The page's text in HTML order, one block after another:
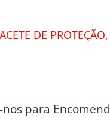
DE
para